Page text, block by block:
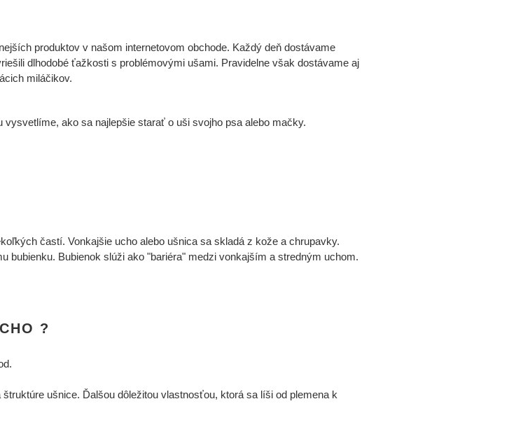
produktov v našom internetovom obchode. Každý deň dostávame
dlhodobé ťažkosti s problémovými ušami. Pravidelne však dostávame aj
miláčikov.
ako sa najlepšie starať o uši svojho psa alebo mačky.
častí. Vonkajšie ucho alebo ušnica sa skladá z kože a chrupavky.
bubienku. Bubienok slúži ako "bariéra" medzi vonkajším a stredným uchom.
?
ušnice. Ďalšou dôležitou vlastnosťou, ktorá sa líši od plemena k